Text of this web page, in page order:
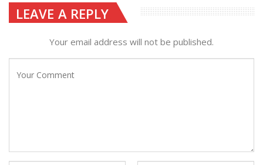
LEAVE A REPLY
Your email address will not be published.